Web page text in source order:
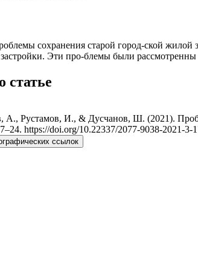
сохранения старой город-ской
Эти про-блемы были
А., Рустамов, И., & Дусчанов, Ш. (2021).
https://doi.org/10.22337/2077-9038-2021-3-
ссылок